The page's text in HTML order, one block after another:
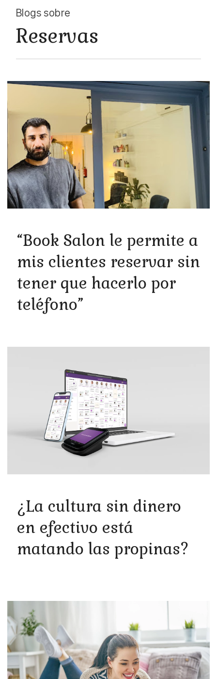
Blogs sobre
Reservas
“Book Salon le permite a
mis clientes reservar sin
tener que hacerlo por
teléfono”
¿La cultura sin dinero
en efectivo está
matando las propinas?